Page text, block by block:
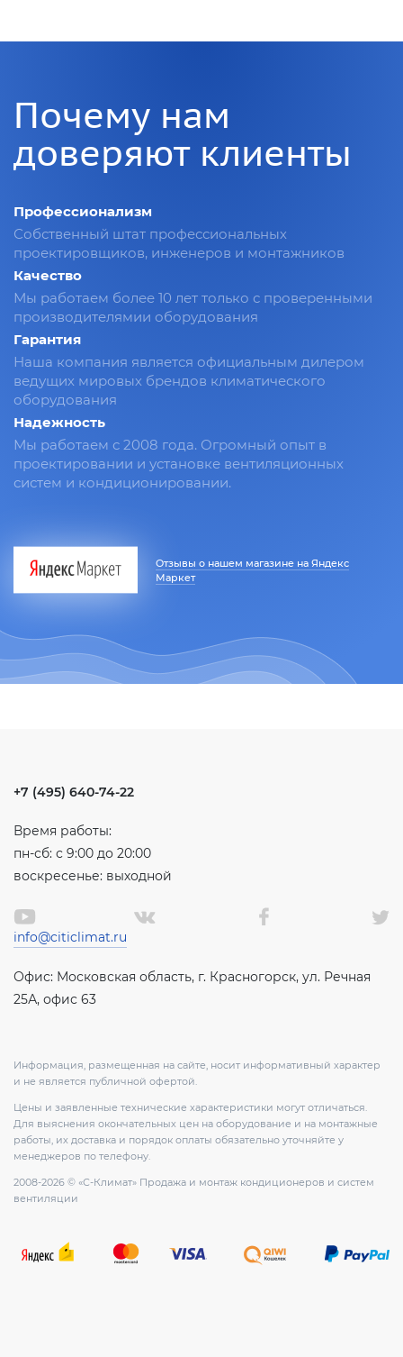
Почему нам
доверяют клиенты
Профессионализм
Собственный штат профессиональных
проектировщиков, инженеров и монтажников
Качество
Мы работаем более 10 лет только с проверенными
производителямии оборудования
Гарантия
Наша компания является официальным дилером
ведущих мировых брендов климатического
оборудования
Надежность
Мы работаем с 2008 года. Огромный опыт в
проектировании и установке вентиляционных
систем и кондиционировании.
Отзывы о нашем магазине на Яндекс
Маркет
+7 (495) 640-74-22
Время работы:
пн-сб: с 9:00 до 20:00
воскресенье: выходной
info@citiclimat.ru
Офис: Московская область, г. Красногорск, ул. Речная
25А, офис 63
Информация, размещенная на сайте, носит информативный характер
и не является публичной офертой.
Цены и заявленные технические характеристики могут отличаться.
Для выяснения окончательных цен на оборудование и на монтажные
работы, их доставка и порядок оплаты обязательно уточняйте у
менеджеров по телефону.
2008-2026 © «С-Климат» Продажа и монтаж кондиционеров и систем
вентиляции